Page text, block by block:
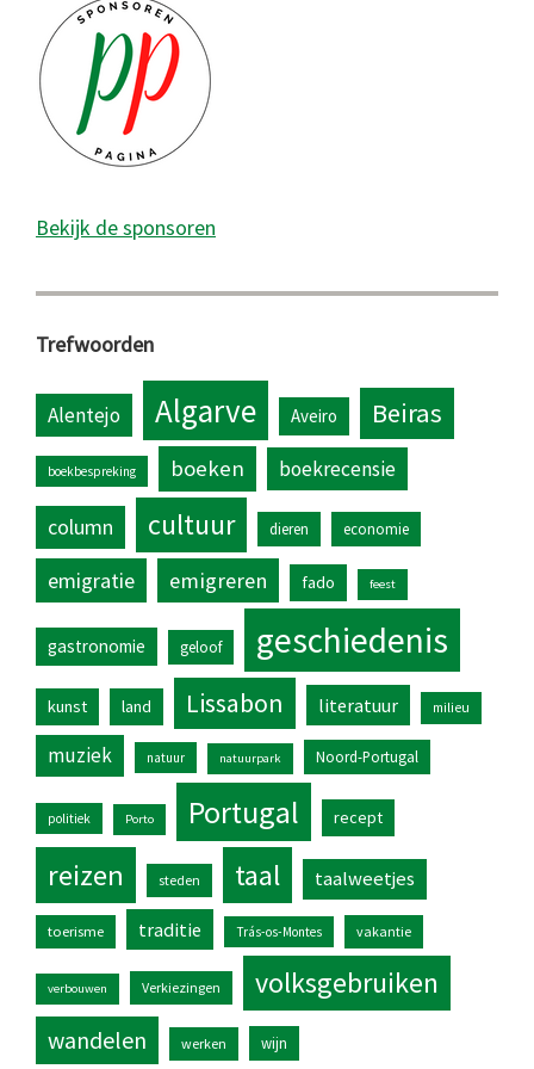
Bekijk de sponsoren
Trefwoorden
Alentejo Algarve Aveiro Beiras
boekbespreking boeken boekrecensie
column cultuur dieren economie
emigratie emigreren fado feest
gastronomie geloof geschiedenis
kunst land Lissabon literatuur milieu
muziek natuur natuurpark Noord-Portugal
politiek Porto Portugal recept
reizen steden taal taalweetjes
toerisme traditie Trás-os-Montes vakantie
verbouwen Verkiezingen volksgebruiken
wandelen werken wijn